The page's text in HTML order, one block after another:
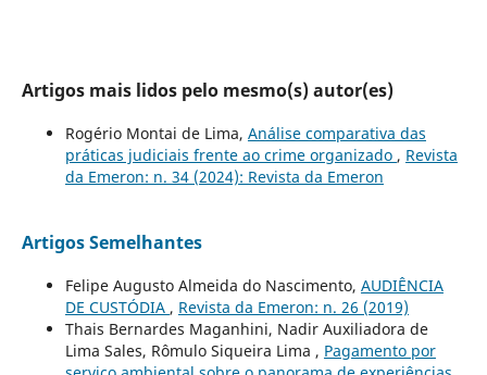
Artigos mais lidos pelo mesmo(s) autor(es)
Rogério Montai de Lima, Análise comparativa das
práticas judiciais frente ao crime organizado , Revista
da Emeron: n. 34 (2024): Revista da Emeron
Artigos Semelhantes
Felipe Augusto Almeida do Nascimento, AUDIÊNCIA
DE CUSTÓDIA , Revista da Emeron: n. 26 (2019)
Thais Bernardes Maganhini, Nadir Auxiliadora de
Lima Sales, Rômulo Siqueira Lima , Pagamento por